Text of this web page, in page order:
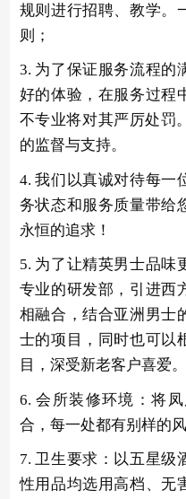
规则进行招聘、教学。
则；
3. 为了保证服务流程的
好的体验，在服务过程
不专业将对其严厉处罚
的监督与支持。
4. 我们以真诚对待每一
务状态和服务质量带给
永恒的追求！
5. 为了让精英男士品味
专业的研发部，引进西
相融合，结合亚洲男士
士的项目，同时也可以
目，深受新老客户喜爱。
6. 会所装修环境：将
合，每一处都有别样的风
7. 卫生要求：以五星级
性用品均选用高档、无